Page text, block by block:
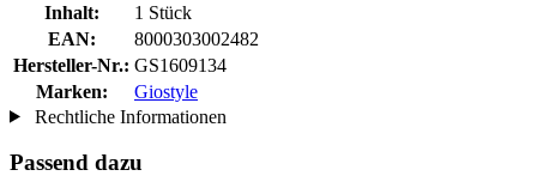
Inhalt:
1 Stück
EAN:
8000303002482
Hersteller-Nr.: GS1609134
Marken:
Giostyle
Rechtliche Informationen
Passend dazu